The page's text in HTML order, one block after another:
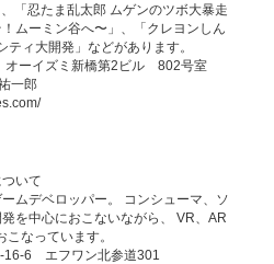
「忍たま乱太郎 ムゲンのツボ大暴走
ムーミン谷へ〜」、「クレヨンしん
ィ大開発」などがあります。
ーイズミ新橋第2ビル 802号室
一郎
いて
ムデベロッパー。 コンシューマ、ソ
を中心におこないながら、 VR、AR
なっています。
16-6 エフワン北参道301